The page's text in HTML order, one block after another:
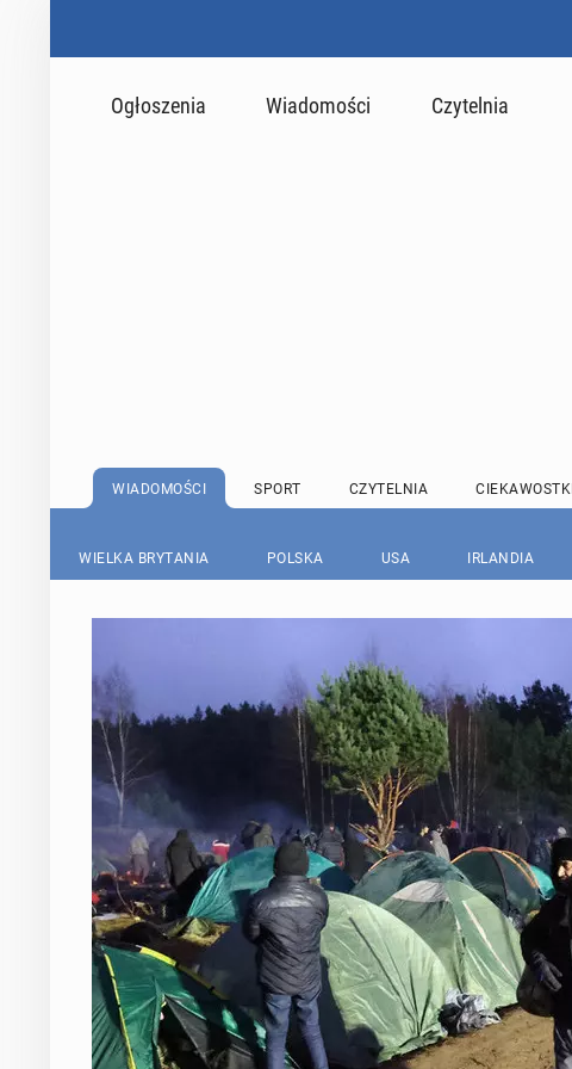
Ogłoszenia Wiadomości Czytelnia
WIADOMOŚCI SPORT CZYTELNIA CIEKAWOSTKI
WIELKA BRYTANIA POLSKA USA IRLANDIA